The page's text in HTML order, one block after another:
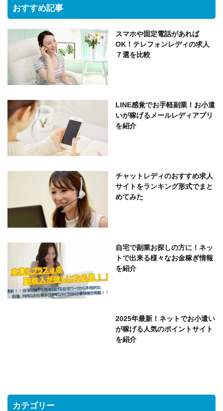
おすすめ記事
スマホや固定電話があれば
OK！テレフォンレディの求人
７選を比較
LINE感覚でお手軽副業！お小遣
いが稼げるメールレディアプリ
を紹介
チャットレディのおすすめ求人
サイトをランキング形式でまと
めてみた
自宅で副業お探しの方に！ネッ
トで出来る様々なお金稼ぎ情報
を紹介
2025年最新！ネットでお小遣い
が稼げる人気のポイントサイト
を紹介
カテゴリー